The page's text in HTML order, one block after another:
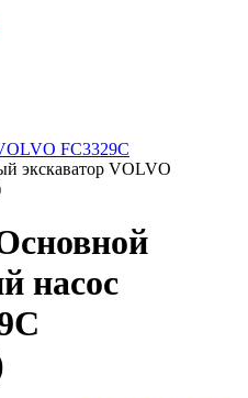
FC3329C
экскаватор VOLVO
насос